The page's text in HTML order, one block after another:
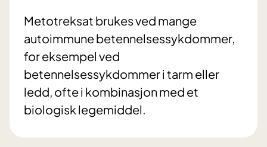
Metotreksat brukes ved mange
autoimmune betennelsessykdommer,
for eksempel ved
betennelsessykdommer i tarm eller
ledd, ofte i kombinasjon med et
biologisk legemiddel.